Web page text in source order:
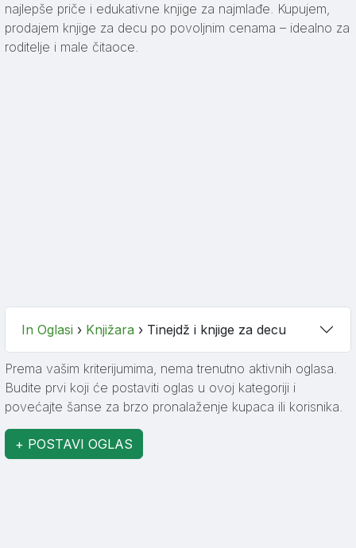
najlepše priče i edukativne knjige za najmlađe. Kupujem,
prodajem knjige za decu po povoljnim cenama – idealno za
roditelje i male čitaoce.
In Oglasi › Knjižara › Tinejdž i knjige za decu
Prema vašim kriterijumima, nema trenutno aktivnih oglasa.
Budite prvi koji će postaviti oglas u ovoj kategoriji i
povećajte šanse za brzo pronalaženje kupaca ili korisnika.
+ POSTAVI OGLAS